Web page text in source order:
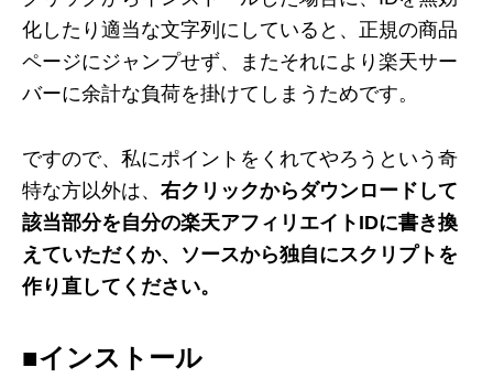
化したり適当な文字列にしていると、正規の商品
ページにジャンプせず、またそれにより楽天サー
バーに余計な負荷を掛けてしまうためです。
ですので、私にポイントをくれてやろうという奇
特な方以外は、 右クリックからダウンロードして
該当部分を自分の楽天アフィリエイトIDに書き換
えていただくか、ソースから独自にスクリプトを
作り直してください。
■インストール